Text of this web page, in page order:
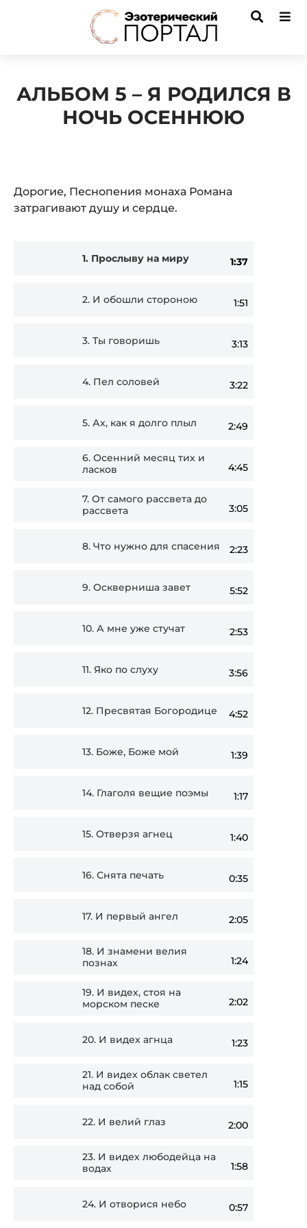
АЛЬБОМ 5 – Я РОДИЛСЯ В
НОЧЬ ОСЕННЮЮ
Дорогие, Песнопения монаха Романа
затрагивают душу и сердце.
1. Прослыву на миру 1:37
2. И обошли стороною 1:51
3. Ты говоришь 3:13
4. Пел соловей 3:22
5. Ах, как я долго плыл 2:49
6. Осенний месяц тих и
ласков
4:45
7. От самого рассвета до
рассвета
3:05
8. Что нужно для спасения 2:23
9. Оскверниша завет 5:52
10. А мне уже стучат 2:53
11. Яко по слуху 3:56
12. Пресвятая Богородице 4:52
13. Боже, Боже мой 1:39
14. Глаголя вещие поэмы 1:17
15. Отверзя агнец 1:40
16. Снята печать 0:35
17. И первый ангел 2:05
18. И знамени велия
познах
1:24
19. И видех, стоя на
морском песке
2:02
20. И видех агнца 1:23
21. И видех облак светел
над собой
1:15
22. И велий глаз 2:00
23. И видех любодейца на
водах
1:58
24. И отворися небо 0:57